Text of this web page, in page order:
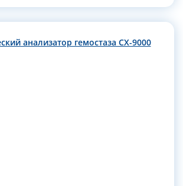
анализатор гемостаза CX-9000